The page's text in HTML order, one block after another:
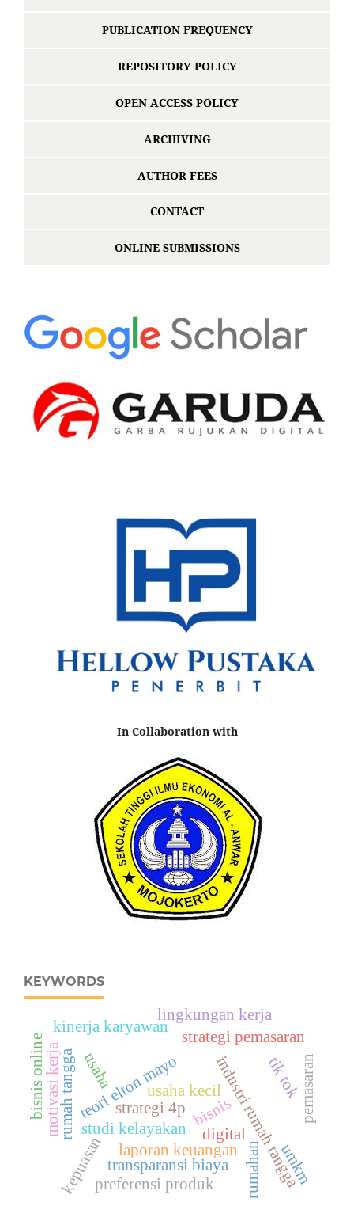
PUBLICATION FREQUENCY
REPOSITORY POLICY
OPEN ACCESS POLICY
ARCHIVING
AUTHOR FEES
CONTACT
ONLINE SUBMISSIONS
In Collaboration with
KEYWORDS
laporan keuangan
bisnisindustri rumah tangga
strategi pemasaran
rumahan
teori elton mayo
rumah tangga usaha
studi kelayakan digital
kepuasan
kinerja karyawan
lingkungan kerja
motivasi kerja pemasaran
strategi 4p
usaha kecil
transparansi biaya
bisnis online tik tok
preferensi produk umkm